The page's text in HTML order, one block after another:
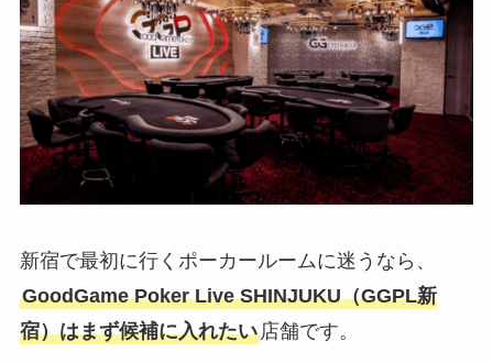
新宿で最初に行くポーカールームに迷うなら、
GoodGame Poker Live SHINJUKU（GGPL新
宿）はまず候補に入れたい店舗です。